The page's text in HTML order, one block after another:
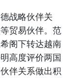
战略伙伴关
贸易伙伴。范
阁下转达越南
高度评价两国
伴关系做出积